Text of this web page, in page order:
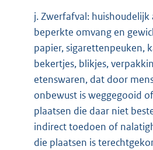
j. Zwerfafval: huishoudelijk
beperkte omvang en
papier, sigarettenpeuken,
bekertjes, blikjes,
etenswaren, dat door
onbewust is weggegooid
plaatsen die daar niet
indirect toedoen of
die plaatsen is